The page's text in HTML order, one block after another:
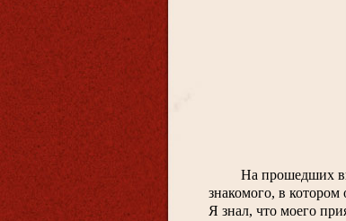
На прошедших
знакомого, в
Я знал, что моего